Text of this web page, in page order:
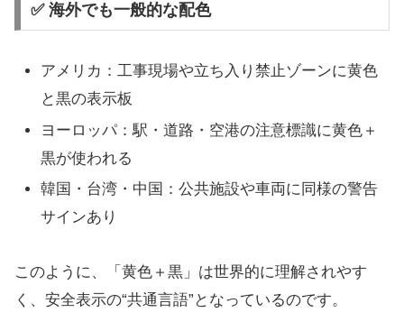
✅ 海外でも一般的な配色
アメリカ：工事現場や立ち入り禁止ゾーンに黄色
と黒の表示板
ヨーロッパ：駅・道路・空港の注意標識に黄色＋
黒が使われる
韓国・台湾・中国：公共施設や車両に同様の警告
サインあり
このように、「黄色＋黒」は世界的に理解されやす
く、安全表示の“共通言語”となっているのです。